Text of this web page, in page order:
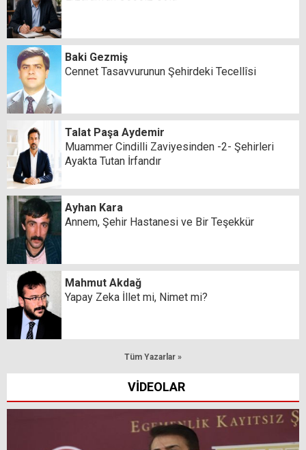
Baki Gezmiş
Cennet Tasavvurunun Şehirdeki Tecellîsi
Talat Paşa Aydemir
Muammer Cindilli Zaviyesinden -2- Şehirleri
Ayakta Tutan İrfandır
Ayhan Kara
Annem, Şehir Hastanesi ve Bir Teşekkür
Mahmut Akdağ
Yapay Zeka İllet mi, Nimet mi?
Tüm Yazarlar »
VİDEOLAR